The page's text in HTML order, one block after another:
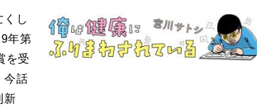
し
年第
を受
今話
新